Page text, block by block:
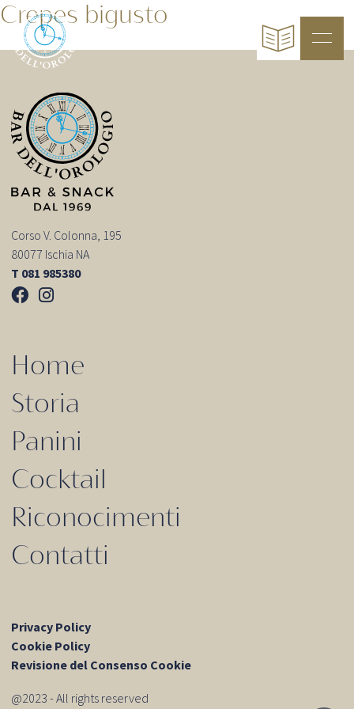
Crepes bigusto
Corso V. Colonna, 195
80077 Ischia NA
T 081 985380
Home
Storia
Panini
Cocktail
Riconocimenti
Contatti
Privacy Policy
Cookie Policy
Revisione del Consenso Cookie
@2023 - All rights reserved